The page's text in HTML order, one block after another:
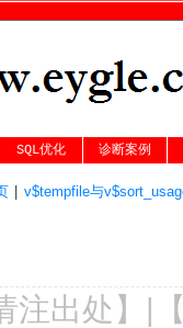
SQL优化 诊断案例
| v$tempfile与
注出处 】|